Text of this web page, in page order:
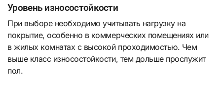
Уровень износостойкости
При выборе необходимо учитывать нагрузку на
покрытие, особенно в коммерческих помещениях или
в жилых комнатах с высокой проходимостью. Чем
выше класс износостойкости, тем дольше прослужит
пол.